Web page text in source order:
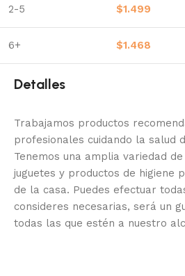
2-5 $1.499
6+ $1.468
Detalles
Trabajamos productos
profesionales cuidando la salud
Tenemos una amplia variedad
juguetes y productos de higiene
de la casa. Puedes efectuar
consideres necesarias, será un
todas las que estén a nuestro